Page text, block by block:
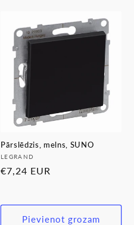
Pārslēdzis, melns, SUNO
Pārdevējs:
LEGRAND
Parastā
€7,24 EUR
Pievienot grozam